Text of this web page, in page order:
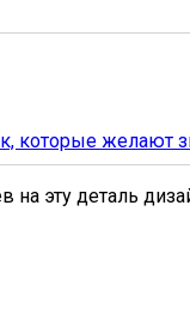
которые желают
эту деталь